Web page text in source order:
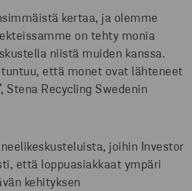
kertaa, ja olemme
on tehty monia
niistä muiden kanssa.
että monet ovat lähteneet
Recycling Swedenin
joihin Investor
että loppuasiakkaat ympäri
kehityksen